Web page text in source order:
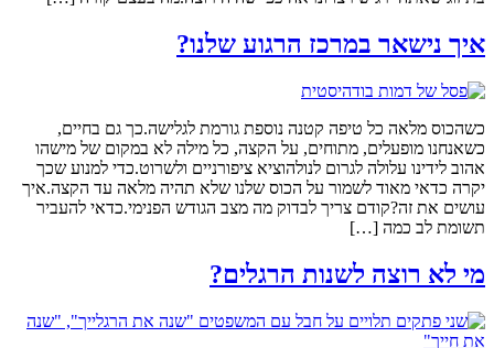
איך נישאר במרכז הרגוע שלנו?
כשהכוס מלאה כל טיפה קטנה נוספת גורמת לגלישה.כך גם בחיים,
כשאנחנו מופעלים, מתוחים, על הקצה, כל מילה לא במקום של מישהו
אהוב לידינו עלולה לגרום לנולהוציא ציפורניים ולשרוט.כדי למנוע שכך
יקרה כדאי מאוד לשמור על הכוס שלנו שלא תהיה מלאה עד הקצה.איך
עושים את זה?קודם צריך לבדוק מה מצב הגודש הפנימי.כדאי להעביר
תשומת לב כמה […]
מי לא רוצה לשנות הרגלים?